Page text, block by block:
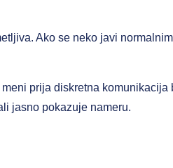
Ako se neko javi
prija diskretna komunikacija
jasno pokazuje nameru.